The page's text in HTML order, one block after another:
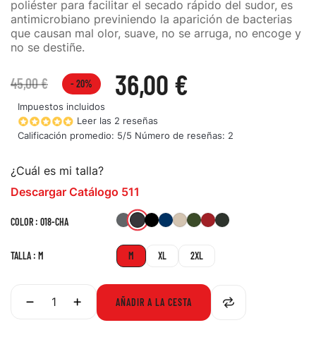
poliéster para facilitar el secado rápido del sudor, es
antimicrobiano previniendo la aparición de bacterias
que causan mal olor, suave, no se arruga, no encoge y
no se destiñe.
45,00 € 36,00 €
- 20%
Impuestos incluidos
Leer las 2 reseñas
Calificación promedio: 5/5 Número de reseñas: 2
¿Cuál es mi talla?
Descargar Catálogo 511
COLOR : 018-CHA
092-
STO
018-019-724-160-190-477-860-
TALLA : M
M XL 2XL
AÑADIR A LA CESTA